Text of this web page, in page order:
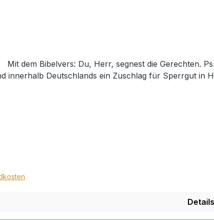
innerhalb Deutschlands ein Zuschlag für Sperrgut in
Details